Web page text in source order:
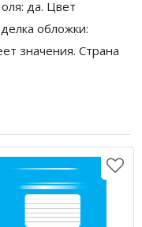
да. Цвет
обложки:
значения. Страна